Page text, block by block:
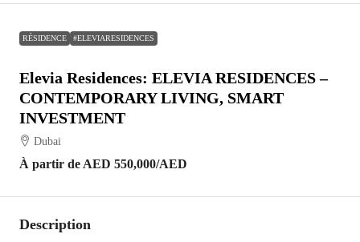
RÉSIDENCE #ELEVIARESIDENCES
Elevia Residences: ELEVIA RESIDENCES –
CONTEMPORARY LIVING, SMART
INVESTMENT
Dubai
À partir de AED 550,000/AED
Description